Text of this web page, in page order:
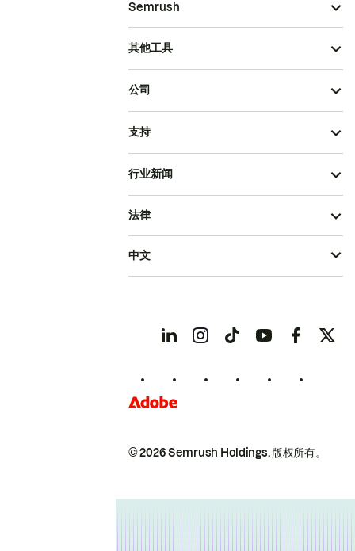
Semrush
其他工具
公司
支持
行业新闻
© 2026 Semrush Holdings.版权所有。
法律
中文